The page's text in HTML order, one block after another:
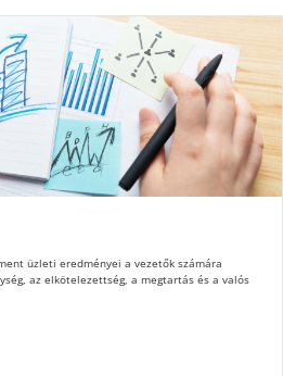
üzleti eredményei a vezetők számára
az elkötelezettség, a megtartás és a valós